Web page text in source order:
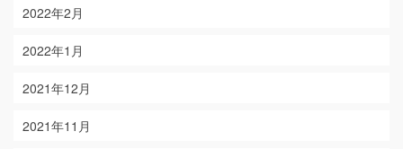
2022年2月
2022年1月
2021年12月
2021年11月